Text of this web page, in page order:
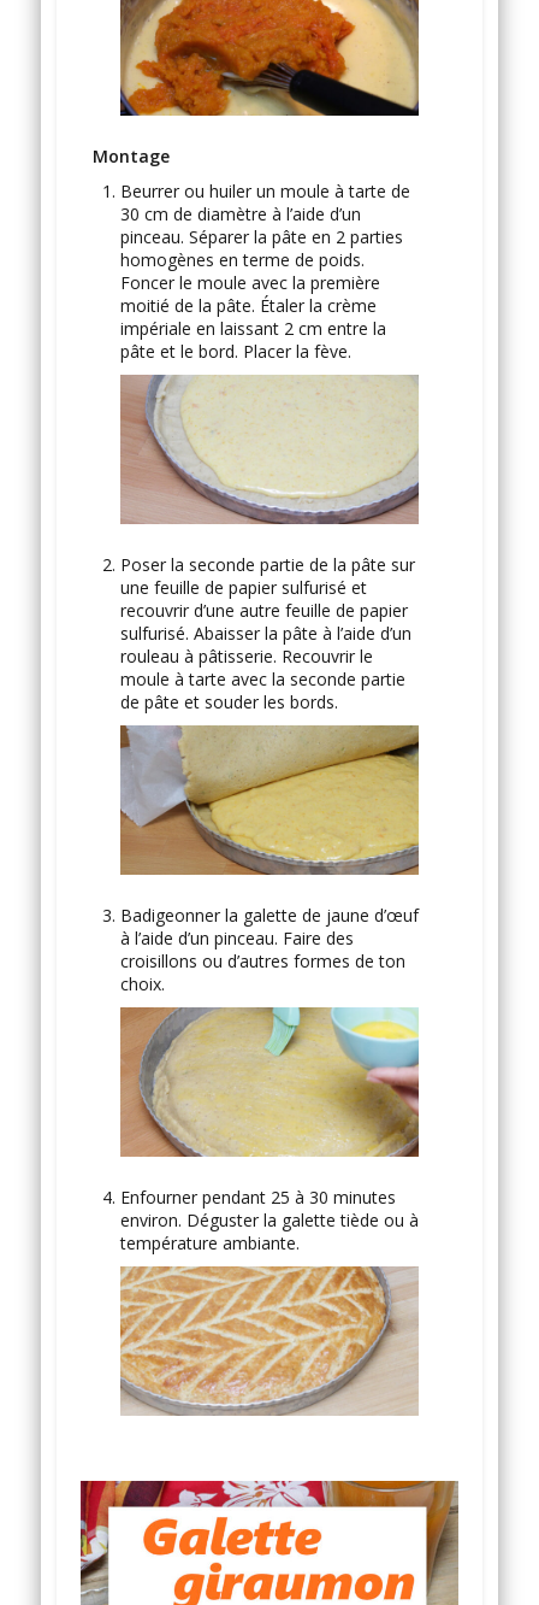
Montage
Beurrer ou huiler un moule à tarte de
30 cm de diamètre à l’aide d’un
pinceau. Séparer la pâte en 2 parties
homogènes en terme de poids.
Foncer le moule avec la première
moitié de la pâte. Étaler la crème
impériale en laissant 2 cm entre la
pâte et le bord. Placer la fève.
Poser la seconde partie de la pâte sur
une feuille de papier sulfurisé et
recouvrir d’une autre feuille de papier
sulfurisé. Abaisser la pâte à l’aide d’un
rouleau à pâtisserie. Recouvrir le
moule à tarte avec la seconde partie
de pâte et souder les bords.
Badigeonner la galette de jaune d’œuf
à l’aide d’un pinceau. Faire des
croisillons ou d’autres formes de ton
choix.
Enfourner pendant 25 à 30 minutes
environ. Déguster la galette tiède ou à
température ambiante.